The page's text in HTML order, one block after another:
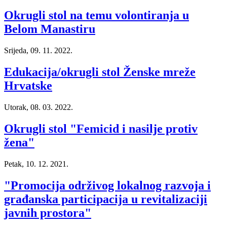
Okrugli stol na temu volontiranja u
Belom Manastiru
Srijeda, 09. 11. 2022.
Edukacija/okrugli stol Ženske mreže
Hrvatske
Utorak, 08. 03. 2022.
Okrugli stol "Femicid i nasilje protiv
žena"
Petak, 10. 12. 2021.
"Promocija održivog lokalnog razvoja i
građanska participacija u revitalizaciji
javnih prostora"